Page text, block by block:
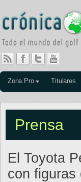
Zona Pro Titulares
Prensa
El Toyota
con figuras